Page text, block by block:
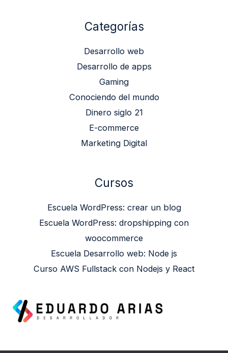
Categorías
Desarrollo web
Desarrollo de apps
Gaming
Conociendo del mundo
Dinero siglo 21
E-commerce
Marketing Digital
Cursos
Escuela WordPress: crear un blog
Escuela WordPress: dropshipping con
woocommerce
Escuela Desarrollo web: Node js
Curso AWS Fullstack con Nodejs y React